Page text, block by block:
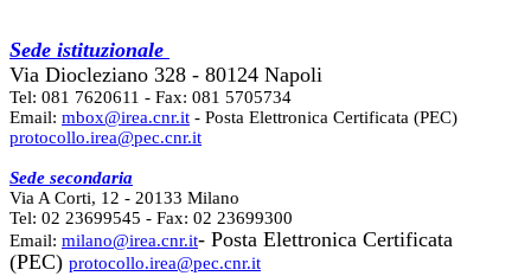
Sede istituzionale
Via Diocleziano 328 - 80124 Napoli
Tel: 081 7620611 - Fax: 081 5705734
Email: mbox@irea.cnr.it - Posta Elettronica Certificata (PEC)
protocollo.irea@pec.cnr.it
Sede secondaria
Via A Corti, 12 - 20133 Milano
Tel: 02 23699545 - Fax: 02 23699300
Email: milano@irea.cnr.it- Posta Elettronica Certificata
(PEC) protocollo.irea@pec.cnr.it